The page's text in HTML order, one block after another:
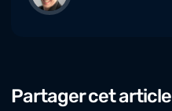
Partager cet article